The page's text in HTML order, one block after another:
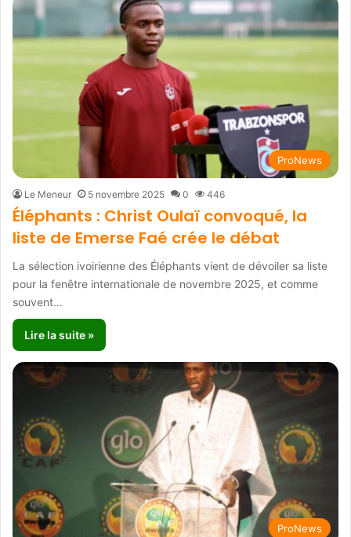
ProNews
Le Meneur 5 novembre 2025 0 446
Éléphants : Christ Oulaï convoqué, la
liste de Emerse Faé crée le débat
La sélection ivoirienne des Éléphants vient de dévoiler sa liste
pour la fenêtre internationale de novembre 2025, et comme
souvent…
Lire la suite »
ProNews